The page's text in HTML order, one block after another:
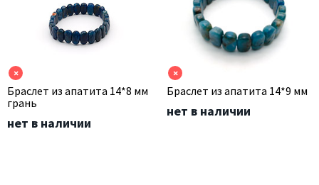
×
Браслет из апатита 14*8 мм
грань
нет в наличии
×
Браслет из апатита 14*9 мм
нет в наличии